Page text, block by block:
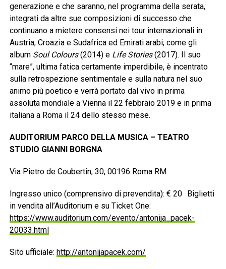
generazione e che saranno, nel programma della serata,
integrati da altre sue composizioni di successo che
continuano a mietere consensi nei tour internazionali in
Austria, Croazia e Sudafrica ed Emirati arabi; come gli
album Soul Colours(2014) e Life Stories(2017). Il suo
“mare”, ultima fatica certamente imperdibile, è incentrato
sulla retrospezione sentimentale e sulla natura nel suo
animo più poetico e verrà portato dal vivo in prima
assoluta mondiale a Vienna il 22 febbraio 2019 e in prima
italiana a Roma il 24 dello stesso mese.
AUDITORIUM PARCO DELLA MUSICA – TEATRO
STUDIO GIANNI BORGNA
Via Pietro de Coubertin, 30, 00196 Roma RM
Ingresso unico (comprensivo di prevendita): € 20 Biglietti
in vendita all’Auditorium e su Ticket One:
https://www.auditorium.com/evento/antonija_pacek-
20033.html
Sito ufficiale: http://antonijapacek.com/